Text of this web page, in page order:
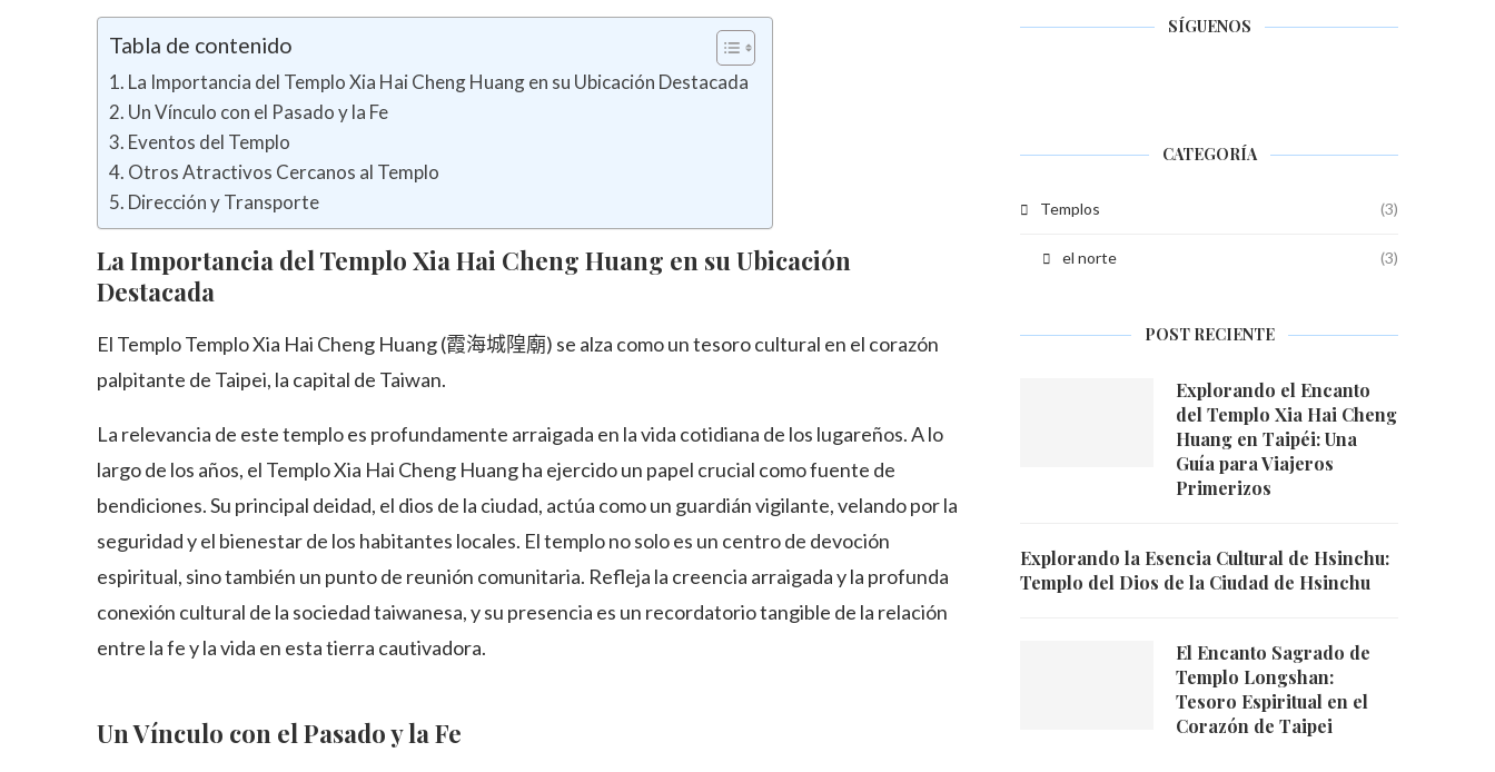
Tabla de contenido
La Importancia del Templo Xia Hai Cheng Huang en su Ubicación Destacada
Un Vínculo con el Pasado y la Fe
Eventos del Templo
Otros Atractivos Cercanos al Templo
Dirección y Transporte
La Importancia del Templo Xia Hai Cheng Huang en su Ubicación
Destacada
El Templo Templo Xia Hai Cheng Huang (霞海城隍廟) se alza como un tesoro cultural en el corazón
palpitante de Taipei, la capital de Taiwan.
La relevancia de este templo es profundamente arraigada en la vida cotidiana de los lugareños. A lo
largo de los años, el Templo Xia Hai Cheng Huang ha ejercido un papel crucial como fuente de
bendiciones. Su principal deidad, el dios de la ciudad, actúa como un guardián vigilante, velando por la
seguridad y el bienestar de los habitantes locales. El templo no solo es un centro de devoción
espiritual, sino también un punto de reunión comunitaria. Refleja la creencia arraigada y la profunda
conexión cultural de la sociedad taiwanesa, y su presencia es un recordatorio tangible de la relación
entre la fe y la vida en esta tierra cautivadora.
Un Vínculo con el Pasado y la Fe
SÍGUENOS
CATEGORÍA
Templos (3)
el norte (3)
POST RECIENTE
Explorando el Encanto
del Templo Xia Hai Cheng
Huang en Taipéi: Una
Guía para Viajeros
Primerizos
Explorando la Esencia Cultural de Hsinchu:
Templo del Dios de la Ciudad de Hsinchu
El Encanto Sagrado de
Templo Longshan:
Tesoro Espiritual en el
Corazón de Taipei